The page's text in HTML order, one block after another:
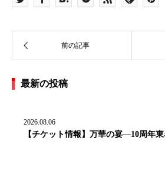
最新の投稿
2026.08.06
【チケット情報】万華の宴―10周年